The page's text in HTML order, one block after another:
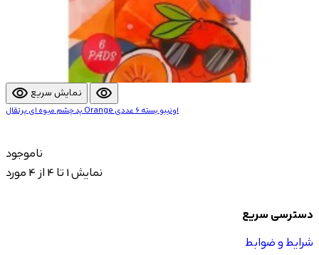
visibility نمایش سریع visibility
پد چشم میوه ای پرتقال Orange اونیبو بسته 6 عددی
ناموجود
نمایش 1 تا 4 از 4 مورد
دسترسی سریع
شرایط و ضوابط